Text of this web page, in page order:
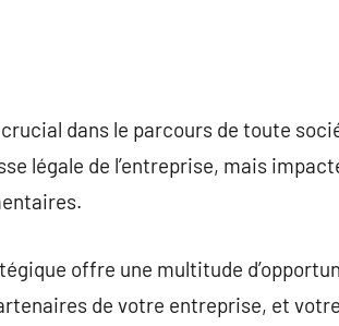
dans le parcours de toute
légale de l’entreprise, mais
offre une multitude
de votre entreprise, et